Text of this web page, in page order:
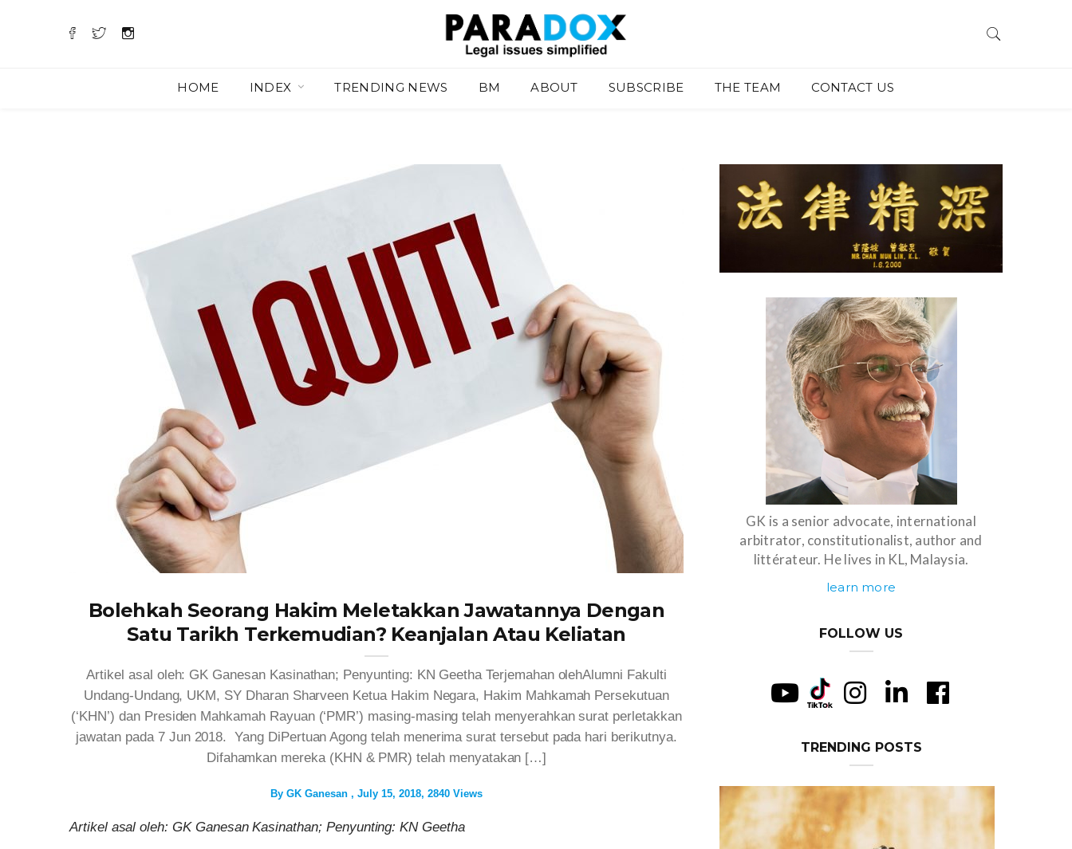
HOME INDEX TRENDING NEWS BM ABOUT SUBSCRIBE THE TEAM CONTACT US
Bolehkah Seorang Hakim Meletakkan Jawatannya Dengan
Satu Tarikh Terkemudian? Keanjalan Atau Keliatan
Artikel asal oleh: GK Ganesan Kasinathan; Penyunting: KN Geetha Terjemahan olehAlumni Fakulti
Undang-Undang, UKM, SY Dharan Sharveen Ketua Hakim Negara, Hakim Mahkamah Persekutuan
(‘KHN’) dan Presiden Mahkamah Rayuan (‘PMR’) masing-masing telah menyerahkan surat perletakkan
jawatan pada 7 Jun 2018. Yang DiPertuan Agong telah menerima surat tersebut pada hari berikutnya.
Difahamkan mereka (KHN & PMR) telah menyatakan […]
By GK Ganesan July 15, 2018 2840 Views
Artikel asal oleh: GK Ganesan Kasinathan; Penyunting: KN Geetha
GK is a senior advocate, international
arbitrator, constitutionalist, author and
littérateur. He lives in KL, Malaysia.
learn more
FOLLOW US
TRENDING POSTS